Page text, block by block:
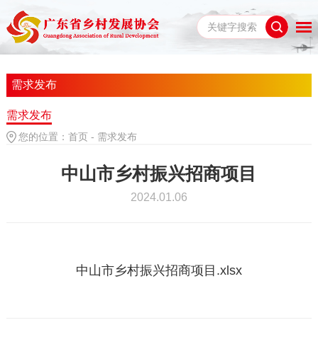
需求发布
需求发布
您的位置： 首页 - 需求发布
中山市乡村振兴招商项目
2024.01.06
中山市乡村振兴招商项目.xlsx